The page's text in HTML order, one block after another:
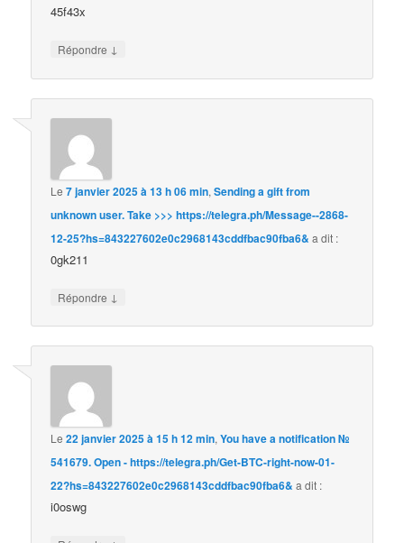
45f43x
Répondre ↓
Le7 janvier 2025 à 13 h 06 min,Sending a gift from
unknown user. Take >>> https://telegra.ph/Message--2868-
12-25?hs=843227602e0c2968143cddfbac90fba6& a dit :
0gk211
Répondre ↓
Le22 janvier 2025 à 15 h 12 min,You have a notification №
541679. Open - https://telegra.ph/Get-BTC-right-now-01-
22?hs=843227602e0c2968143cddfbac90fba6& a dit :
i0oswg